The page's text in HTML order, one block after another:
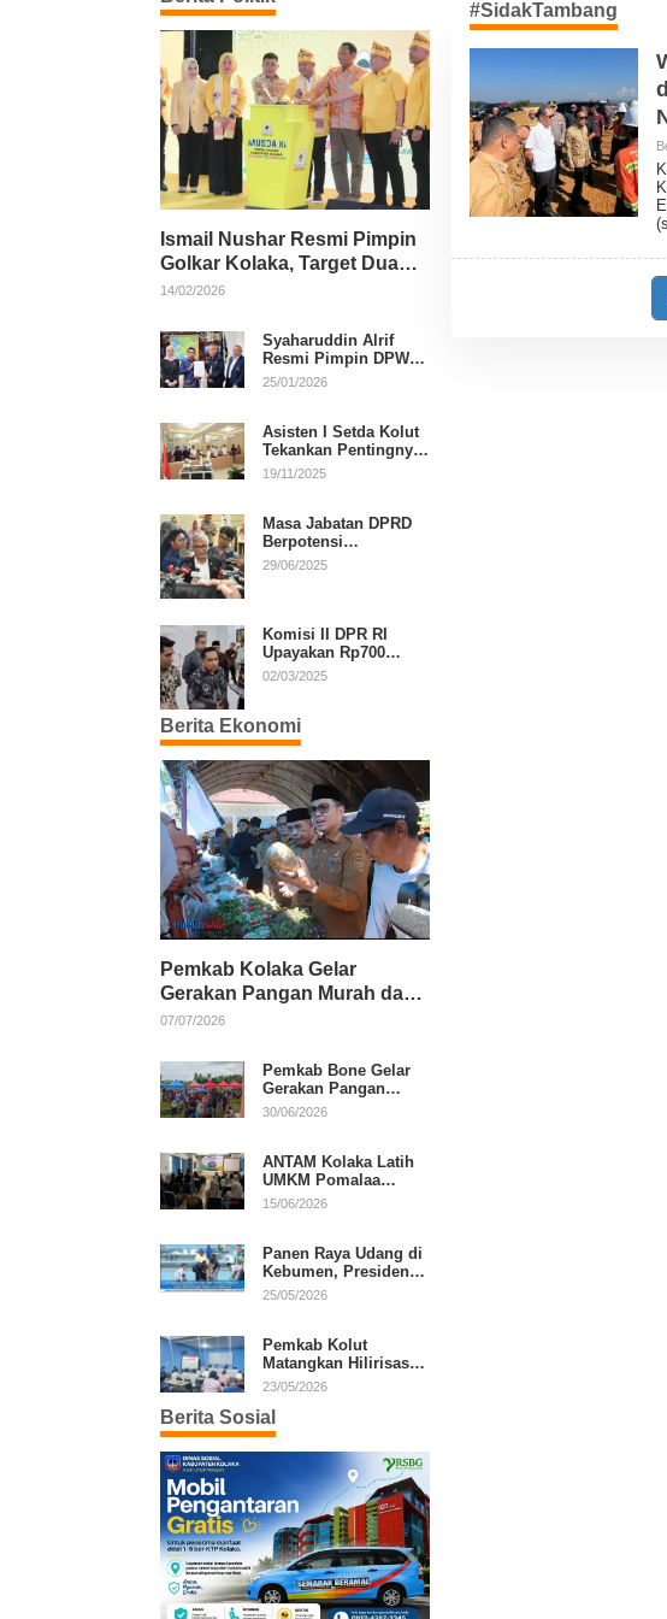
Ismail Nushar Resmi Pimpin
Golkar Kolaka, Target Dua
Kursi per Dapil
14/02/2026
Syaharuddin Alrif
Resmi Pimpin DPW
NasDem Sulsel
25/01/2026
Asisten I Setda Kolut
Tekankan Pentingnya
Pendidikan Politik
19/11/2025
Masa Jabatan DPRD
Berpotensi
Diperpanjang, Aria
29/06/2025
Komisi II DPR RI
Upayakan Rp700
Miliar dari APBN
Putusan MK
02/03/2025
Berita Ekonomi
Pemkab Kolaka Gelar
Gerakan Pangan Murah dan
Salurkan Pupuk Organik
07/07/2026
Pemkab Bone Gelar
Gerakan Pangan
Murah, Warga Serbu
30/06/2026
ANTAM Kolaka Latih
UMKM Pomalaa
Kembangkan Produk
15/06/2026
Panen Raya Udang di
Kebumen, Presiden
Prabowo Tekankan
25/05/2026
Pemkab Kolut
Matangkan Hilirisasi
Kakao dan Kelapa,
Daerah
23/05/2026
Berita Sosial
#SidakTambang